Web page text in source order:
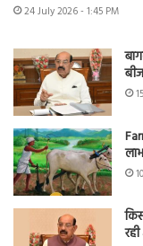
24 July 2026 - 1:45 PM